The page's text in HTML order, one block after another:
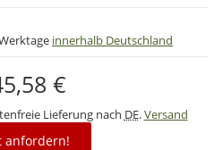
innerhalb Deutschland
€
Lieferung nach DE.Versand
anfordern!